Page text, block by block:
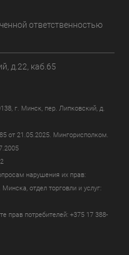
ответственностью
д.22, каб.65
г. Минск, пер. Липковский, д.
от 21.05.2025. Мингорисполком.
нарушения их прав:
отдел торговли и услуг:
прав потребителей: +375 17 388-